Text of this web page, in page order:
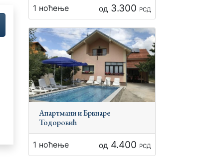
1 ноћење од 3.300 РСД
Апартмани и Брвнаре
Тодоровић
1 ноћење од 4.400 РСД